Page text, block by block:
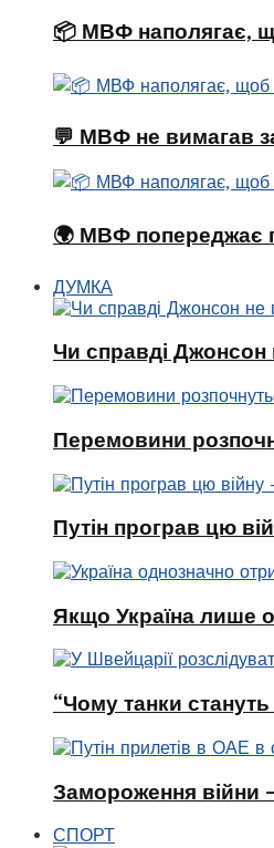
📦 МВФ наполягає,
💬 МВФ не вимагав
🌍 МВФ попереджає
ДУМКА
Чи справді Джонсон
Перемовини
Путін програв цю
Якщо Україна лише
“Чому танки
Замороження війни
СПОРТ